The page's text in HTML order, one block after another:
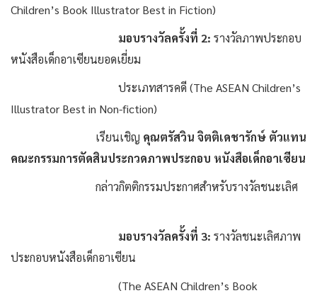
Children’s Book Illustrator Best in Fiction)
มอบรางวัลครั้งที่ 2: รางวัลภาพประกอบ
หนังสือเด็กอาเซียนยอดเยี่ยม
ประเภทสารคดี (The ASEAN Children’s
Illustrator Best in Non-fiction)
เรียนเชิญ คุณตรัสวิน จิตติเดชารักษ์ ตัวแทน
คณะกรรมการตัดสินประกวดภาพประกอบ หนังสือเด็กอาเซียน
กล่าวกิตติกรรมประกาศสำหรับรางวัลชนะเลิศ
มอบรางวัลครั้งที่ 3: รางวัลชนะเลิศภาพ
ประกอบหนังสือเด็กอาเซียน
(The ASEAN Children’s Book